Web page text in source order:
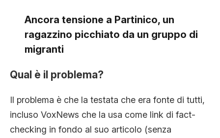
Ancora tensione a Partinico, un
ragazzino picchiato da un gruppo di
migranti
Qual è il problema?
Il problema è che la testata che era fonte di tutti,
incluso VoxNews che la usa come link di fact-
checking in fondo al suo articolo (senza